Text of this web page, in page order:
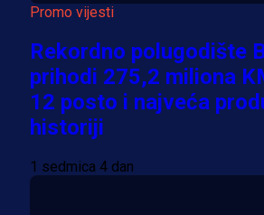
Promo vijesti
Rekordno polugodište
prihodi 275,2 miliona
12 posto i najveća
historiji
1 sedmica 4 dan